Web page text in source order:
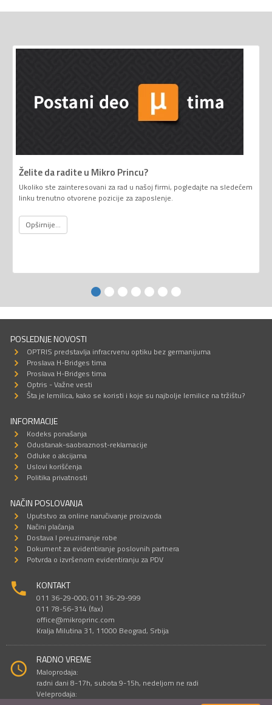
Želite da radite u Mikro Princu?
Ukoliko ste zainteresovani za rad u našoj firmi, pogledajte na sledećem
linku trenutno otvorene pozicije za zaposlenje.
Opširnije...
POSLEDNJE NOVOSTI
OPTRIS predstavlja infracrvenu optiku bez germanijuma
Proslava H-Bridges tima
Proslava H-Bridges tima
Optris - Važne vesti
Šta je lemilica, kako se koristi i koje su najbolje lemilice na tržištu?
INFORMACIJE
Kodeks ponašanja
Odustanak-saobraznost-reklamacije
Odluke o akcijama
Uslovi korišćenja
Politika privatnosti
NAČIN POSLOVANJA
Uputstvo za online naručivanje proizvoda
Načini plaćanja
Dostava I preuzimanje robe
Dokument za evidentiranje poslovnih partnera
Potvrda o izvršenom evidentiranju za PDV
KONTAKT
011 36-29-000; 011 36-29-999
011 78-56-314 (fax)
office@mikroprinc.com
Kralja Milutina 31, 11000 Beograd, Srbija
RADNO VREME
Maloprodaja:
radni dani 8-17h, subota 9-15h, nedeljom ne radi
Veleprodaja: